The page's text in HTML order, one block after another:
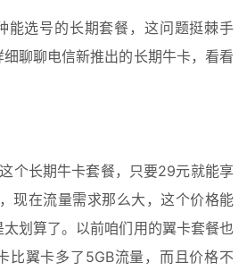
能选号的长期套餐，这问题挺棘手
聊聊电信新推出的长期牛卡，看看
个长期牛卡套餐，只要29元就能享
现在流量需求那么大，这个价格能
划算了。以前咱们用的翼卡套餐也
比翼卡多了5GB流量，而且价格不